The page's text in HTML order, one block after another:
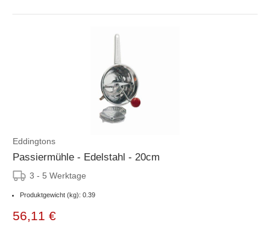
Eddingtons
Passiermühle - Edelstahl - 20cm
3 - 5 Werktage
Produktgewicht (kg): 0.39
56,11 €